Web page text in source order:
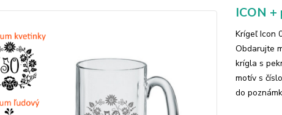
ICON +
Krígeľ Icon
Obdarujte
krígla s
motív s
do